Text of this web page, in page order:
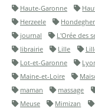
Haute-Garonne
Herzeele
journal
L'Orée des
librairie
Lille
Lot-et-Garonne
Maine-et-Loire
maman
massage
Meuse
Mimizan